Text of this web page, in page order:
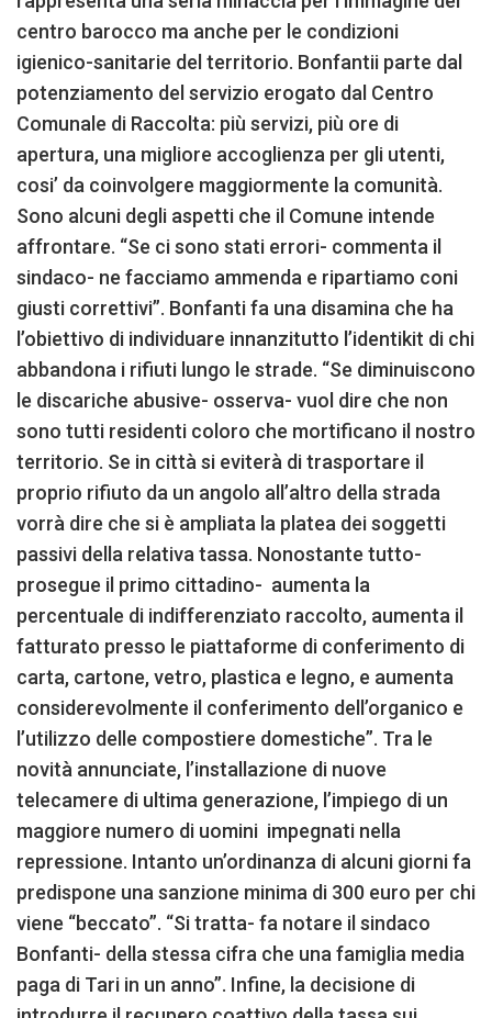
centro barocco ma anche per le condizioni
igienico-sanitarie del territorio. Bonfantii parte dal
potenziamento del servizio erogato dal Centro
Comunale di Raccolta: più servizi, più ore di
apertura, una migliore accoglienza per gli utenti,
cosi’ da coinvolgere maggiormente la comunità.
Sono alcuni degli aspetti che il Comune intende
affrontare. “Se ci sono stati errori- commenta il
sindaco- ne facciamo ammenda e ripartiamo coni
giusti correttivi”. Bonfanti fa una disamina che ha
l’obiettivo di individuare innanzitutto l’identikit di chi
abbandona i rifiuti lungo le strade. “Se diminuiscono
le discariche abusive- osserva- vuol dire che non
sono tutti residenti coloro che mortificano il nostro
territorio. Se in città si eviterà di trasportare il
proprio rifiuto da un angolo all’altro della strada
vorrà dire che si è ampliata la platea dei soggetti
passivi della relativa tassa. Nonostante tutto-
prosegue il primo cittadino- aumenta la
percentuale di indifferenziato raccolto, aumenta il
fatturato presso le piattaforme di conferimento di
carta, cartone, vetro, plastica e legno, e aumenta
considerevolmente il conferimento dell’organico e
l’utilizzo delle compostiere domestiche”. Tra le
novità annunciate, l’installazione di nuove
telecamere di ultima generazione, l’impiego di un
maggiore numero di uomini impegnati nella
repressione. Intanto un’ordinanza di alcuni giorni fa
predispone una sanzione minima di 300 euro per chi
viene “beccato”. “Si tratta- fa notare il sindaco
Bonfanti- della stessa cifra che una famiglia media
paga di Tari in un anno”. Infine, la decisione di